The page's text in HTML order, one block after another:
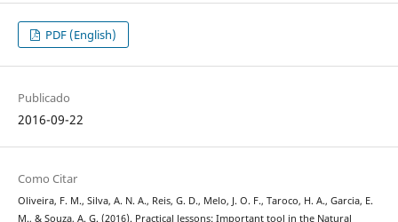
PDF (English)
Publicado
2016-09-22
Como Citar
Oliveira, F. M., Silva, A. N. A., Reis, G. D., Melo, J. O. F., Taroco, H. A., Garcia, E.
M., & Souza, A. G. (2016). Practical lessons: Important tool in the Natural